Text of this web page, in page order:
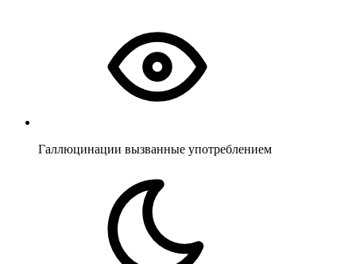
Галлюцинации вызванные употреблением